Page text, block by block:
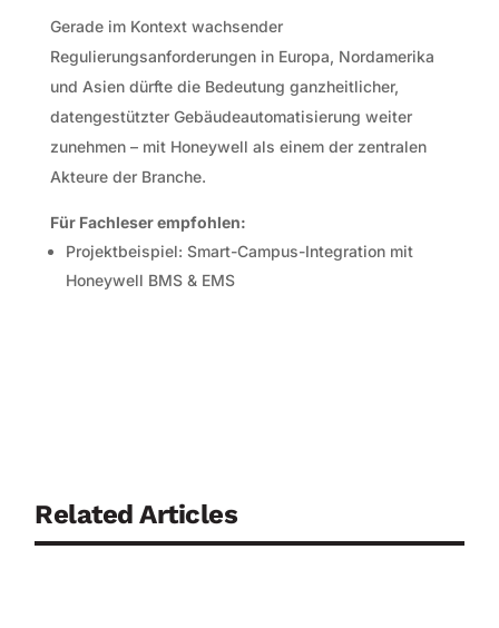
Gerade im Kontext wachsender
Regulierungsanforderungen in Europa, Nordamerika
und Asien dürfte die Bedeutung ganzheitlicher,
datengestützter Gebäudeautomatisierung weiter
zunehmen – mit Honeywell als einem der zentralen
Akteure der Branche.
Für Fachleser empfohlen:
Projektbeispiel: Smart-Campus-Integration mit
Honeywell BMS & EMS
Related Articles